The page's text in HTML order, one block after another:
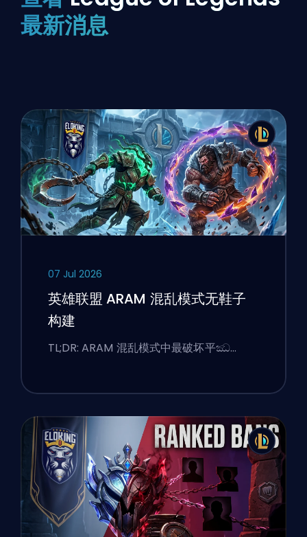
最新消息
07 Jul 2026
英雄联盟 ARAM 混乱模式无鞋子
构建
TL;DR: ARAM 混乱模式中最破坏平ඣ…